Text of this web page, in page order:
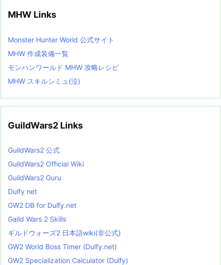
MHW Links
Monster Hunter World 公式サイト
MHW 作成装備一覧
モンハンワールド MHW 攻略レシピ
MHW スキルシミュ(泣)
GuildWars2 Links
GuildWars2 公式
GuildWars2 Official Wiki
GuildWars2 Guru
Dulfy net
GW2 DB for Dulfy.net
Gaild Wars 2 Skills
ギルドウォーズ2 日本語wiki(非公式)
GW2 World Boss Timer (Dulfy.net)
GW2 Specialization Calculator (Dulfy)